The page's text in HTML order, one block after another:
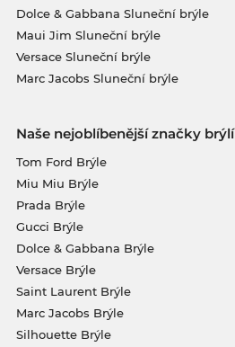
Dolce & Gabbana Sluneční brýle
Maui Jim Sluneční brýle
Versace Sluneční brýle
Marc Jacobs Sluneční brýle
Naše nejoblíbenější značky brýlí
Tom Ford Brýle
Miu Miu Brýle
Prada Brýle
Gucci Brýle
Dolce & Gabbana Brýle
Versace Brýle
Saint Laurent Brýle
Marc Jacobs Brýle
Silhouette Brýle